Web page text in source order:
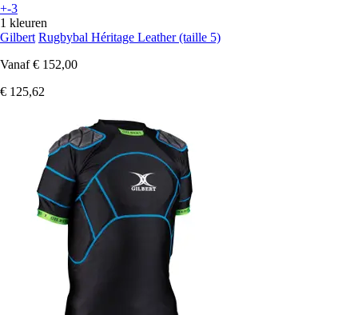
+-3
1 kleuren
Gilbert Rugbybal Héritage Leather (taille 5)
Vanaf € 152,00
€ 125,62